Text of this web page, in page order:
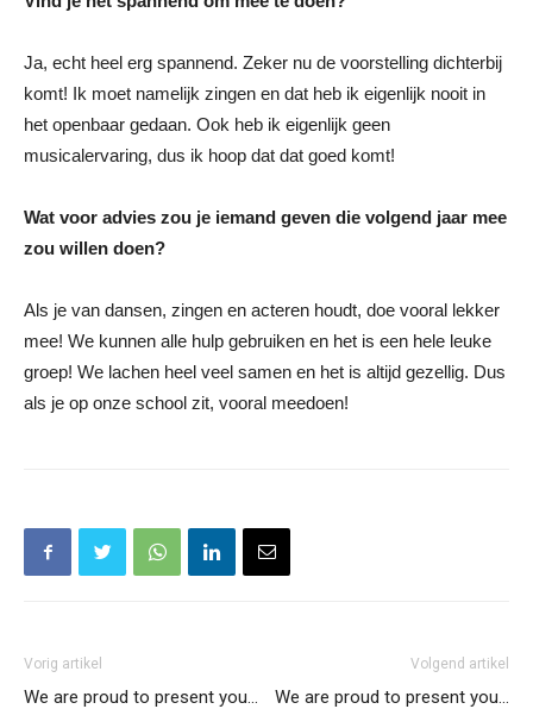
Ja, echt heel erg spannend. Zeker nu de voorstelling dichterbij
komt! Ik moet namelijk zingen en dat heb ik eigenlijk nooit in
het openbaar gedaan. Ook heb ik eigenlijk geen
musicalervaring, dus ik hoop dat dat goed komt!
Wat voor advies zou je iemand geven die volgend jaar mee
zou willen doen?
Als je van dansen, zingen en acteren houdt, doe vooral lekker
mee! We kunnen alle hulp gebruiken en het is een hele leuke
groep! We lachen heel veel samen en het is altijd gezellig. Dus
als je op onze school zit, vooral meedoen!
Vorig artikel
We are proud to present you…
Volgend artikel
We are proud to present you…